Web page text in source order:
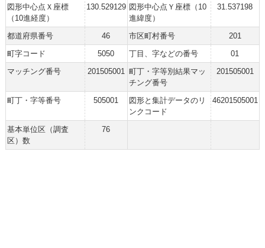
図形中心点Ｘ座標
（10進経度）
130.529129 図形中心点Ｙ座標（10
進緯度）
31.537198
都道府県番号 46 市区町村番号
201
町字コード
5050 丁目、字などの番号
01
マッチング番号
201505001 町丁・字等別結果マッ
チング番号
201505001
町丁・字等番号 505001
図形と集計データのリ
ンクコード
46201505001
基本単位区（調査
区）数
76